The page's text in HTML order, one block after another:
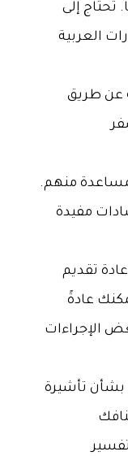
تحتاج إلى
العربية
عن طريق
منهم.
مفيدة
تقديم
عادةً
الإجراءات
بشأن تأشيرة